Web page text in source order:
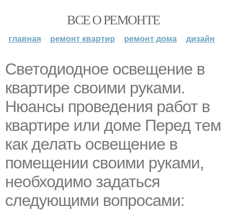
ВСЕ О РЕМОНТЕ
главная ремонт квартир ремонт дома дизайн
Светодиодное освещение в
квартире своими руками.
Нюансы проведения работ в
квартире или доме Перед тем
как делать освещение в
помещении своими руками,
необходимо задаться
следующими вопросами: